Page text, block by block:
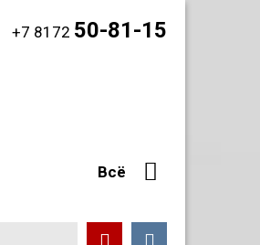
+7 8172 50-81-15
Всё